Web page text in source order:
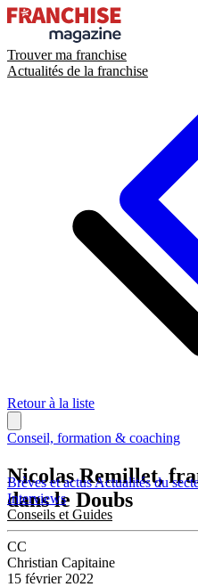
Trouver ma franchise
Actualités de la franchise
Brèves et actusActualités du
Interviews
Conseils et Guides
Retour à la liste
Conseil, formation & coaching
Nicolas Remillet,
dans le Doubs
CC
Christian Capitaine
15 février 2022